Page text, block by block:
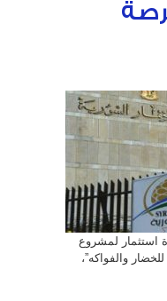
50 فرصة
استثمار لمشروع
والفواكه”،